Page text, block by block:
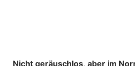
Nicht geräuschlos, aber im